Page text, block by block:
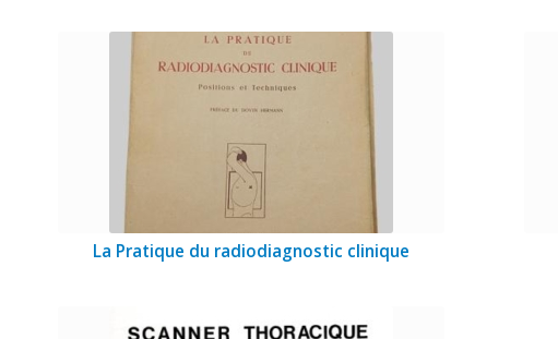
La Pratique du radiodiagnostic clinique